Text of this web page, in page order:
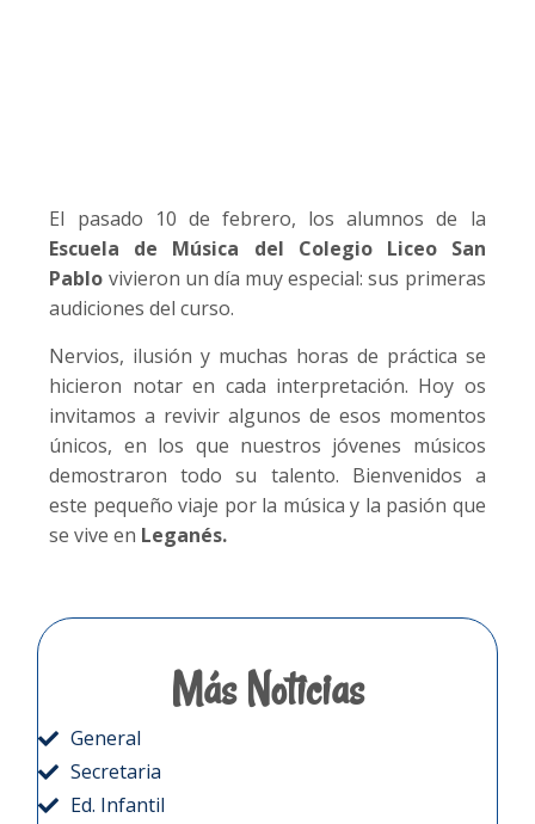
El pasado 10 de febrero, los alumnos de la
Escuela de Música del
Colegio Liceo San
Pablo vivieron un día muy especial: sus primeras
audiciones del curso.
Nervios, ilusión y muchas horas de práctica se
hicieron notar en cada interpretación. Hoy os
invitamos a revivir algunos de esos momentos
únicos, en los que nuestros jóvenes músicos
demostraron todo su talento. Bienvenidos a
este pequeño viaje por la música y la pasión que
se vive en Leganés.
Más Noticias
General
Secretaria
Ed. Infantil